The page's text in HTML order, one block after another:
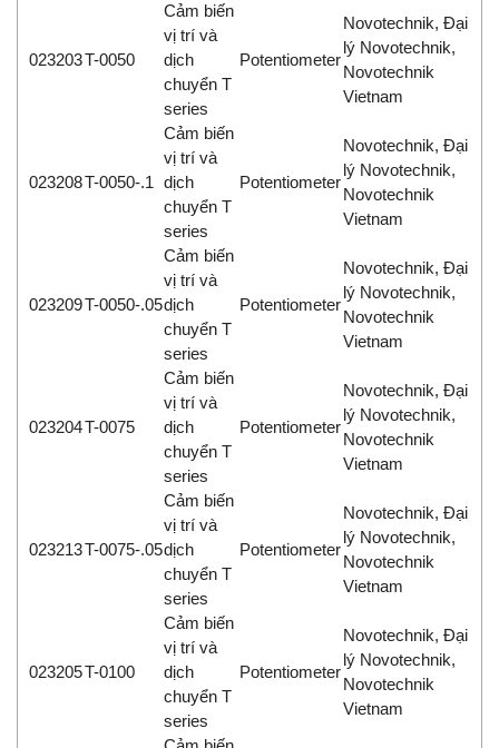
023203T-0050
Cảm biến
vị trí và
dịch
chuyển T
series
Potentiometer
Novotechnik, Đại
lý Novotechnik,
Novotechnik
Vietnam
023208T-0050-.1
Cảm biến
vị trí và
dịch
chuyển T
series
Potentiometer
Novotechnik, Đại
lý Novotechnik,
Novotechnik
Vietnam
023209T-0050-.05
Cảm biến
vị trí và
dịch
chuyển T
series
Potentiometer
Novotechnik, Đại
lý Novotechnik,
Novotechnik
Vietnam
023204T-0075
Cảm biến
vị trí và
dịch
chuyển T
series
Potentiometer
Novotechnik, Đại
lý Novotechnik,
Novotechnik
Vietnam
023213T-0075-.05
Cảm biến
vị trí và
dịch
chuyển T
series
Potentiometer
Novotechnik, Đại
lý Novotechnik,
Novotechnik
Vietnam
023205T-0100
Cảm biến
vị trí và
dịch
chuyển T
series
Potentiometer
Novotechnik, Đại
lý Novotechnik,
Novotechnik
Vietnam